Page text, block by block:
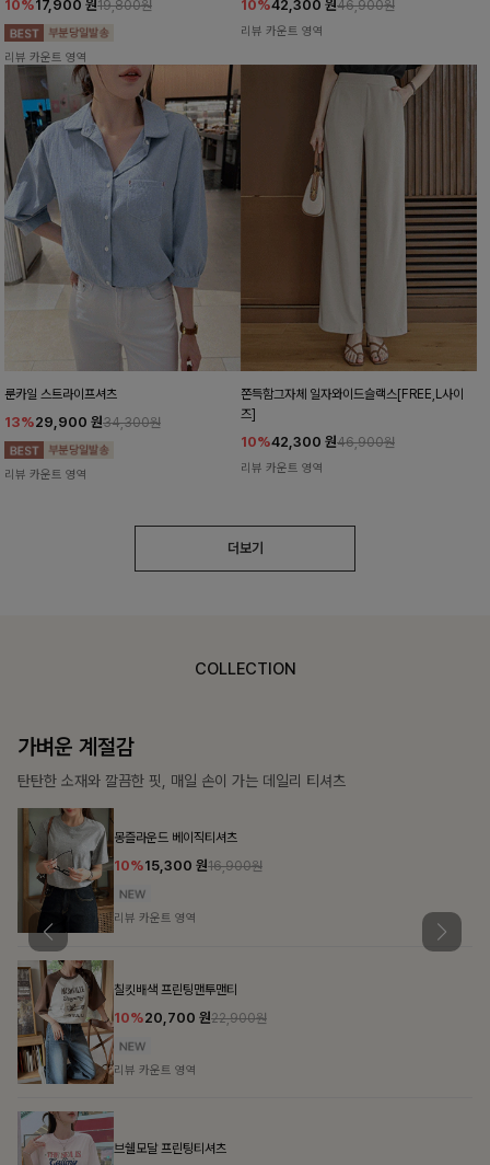
10%17,900 원19,800원
리뷰 카운트 영역
10%42,300 원46,900원
리뷰 카운트 영역
룬카일 스트라이프셔츠
13%29,900 원34,300원
리뷰 카운트 영역
쫀득함그자체 일자와이드슬랙스[FREE,L사이
즈]
10%42,300 원46,900원
리뷰 카운트 영역
더보기
COLLECTION
가장 쉬운 코디
특별한 날부터 일상까지 함께하는 룩
57,600
밴스트라이프 스트링원피스
25%35,100 원46,800원
리뷰 카운트 영역